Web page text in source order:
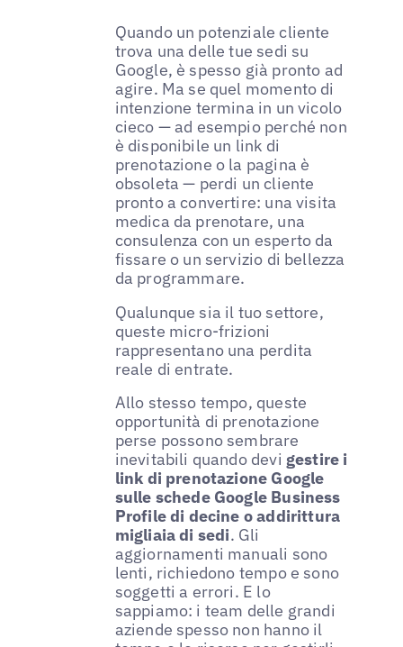
Quando un potenziale cliente
trova una delle tue sedi su
Google, è spesso già pronto ad
agire. Ma se quel momento di
intenzione termina in un vicolo
cieco — ad esempio perché non
è disponibile un link di
prenotazione o la pagina è
obsoleta — perdi un cliente
pronto a convertire: una visita
medica da prenotare, una
consulenza con un esperto da
fissare o un servizio di bellezza
da programmare.
Qualunque sia il tuo settore,
queste micro-frizioni
rappresentano una perdita
reale di entrate.
Allo stesso tempo, queste
opportunità di prenotazione
perse possono sembrare
inevitabili quando devi gestire i
link di prenotazione Google
sulle schede Google Business
Profile di decine o addirittura
migliaia di sedi. Gli
aggiornamenti manuali sono
lenti, richiedono tempo e sono
soggetti a errori. E lo
sappiamo: i team delle grandi
aziende spesso non hanno il